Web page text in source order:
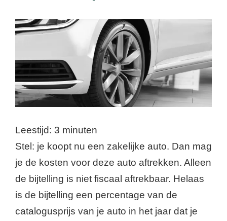
Bekijk
afbeelding
Leestijd: 3 minuten
Stel: je koopt nu een zakelijke auto. Dan mag
je de kosten voor deze auto aftrekken. Alleen
de bijtelling is niet fiscaal aftrekbaar. Helaas
is de bijtelling een percentage van de
catalogusprijs van je auto in het jaar dat je